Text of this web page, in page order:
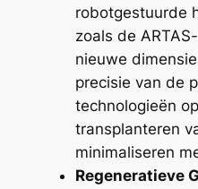
robotgestuurde
zoals de
nieuwe
precisie van de
technologieën
transplanteren
minimaliseren
Regeneratieve